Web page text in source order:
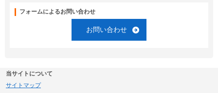
フォームによるお問い合わせ
お問い合わせ
当サイトについて
サイトマップ